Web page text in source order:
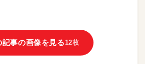
記事の画像を見る12枚